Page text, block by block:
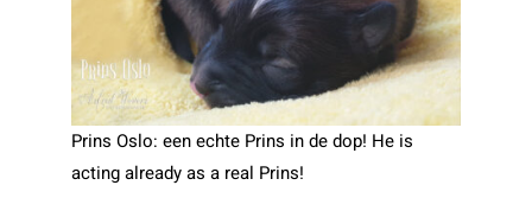
Prins Oslo: een echte Prins in de dop! He is
acting already as a real Prins!